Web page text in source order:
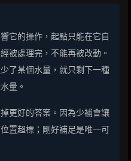
它的操作，起點只能在它自
被處理完，不能再被改動。
了某個水量，就只剩下一種
量。
更好的答案。因為少補會讓
置超標；剛好補足是唯一可